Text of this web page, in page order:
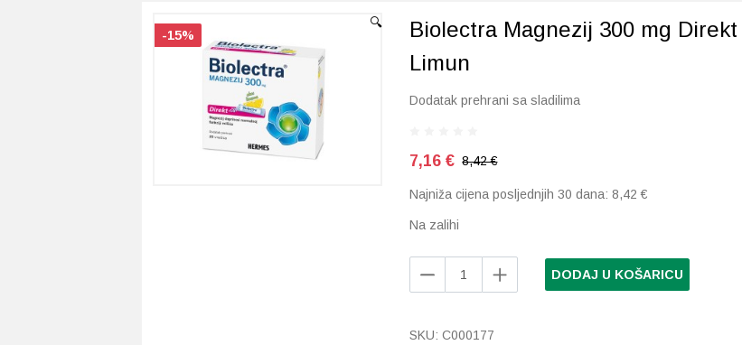
🔍
-15%
Biolectra Magnezij 300 mg Direkt
Limun
Dodatak prehrani sa sladilima
7,16€ 8,42 €
Najniža cijena posljednjih 30 dana:8,42€
Na zalihi
DODAJ U KOŠARICU
SKU:C000177